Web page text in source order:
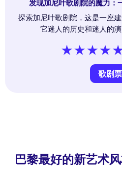
发现加尼叶歌剧院的魔力：
探索加尼叶歌剧院，这是一座
它迷人的历史和迷人的
歌剧票
巴黎最好的新艺术